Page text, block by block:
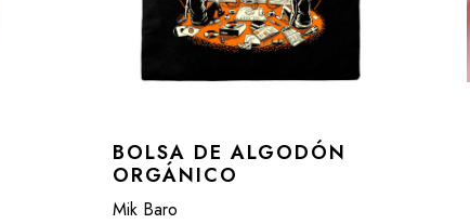
BOLSA DE ALGODÓN
ORGÁNICO
Mik Baro